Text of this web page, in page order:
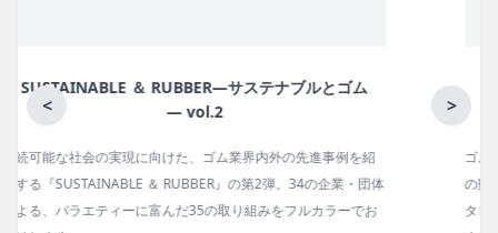
< >
月刊ラバーインダストリー／単品
ゴム報知新聞の姉妹誌。ゴム・エラストマー製品・市場分野別
の動向、新製品・技術、原材料動向、設備・機械の紹介、イン
タビュー、海外企業情報、統計などをコンパクトに掲載してい